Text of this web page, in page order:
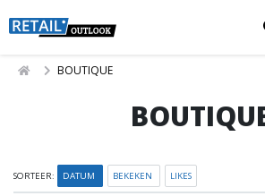
BOUTIQUE
SORTEER: DATUM BEKEKEN LIKES